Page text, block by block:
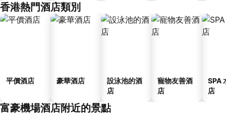
香港熱門酒店類別
平價酒店 豪華酒店
設泳池的酒
店
寵物友善酒
店
SPA
店
富豪機場酒店附近的景點